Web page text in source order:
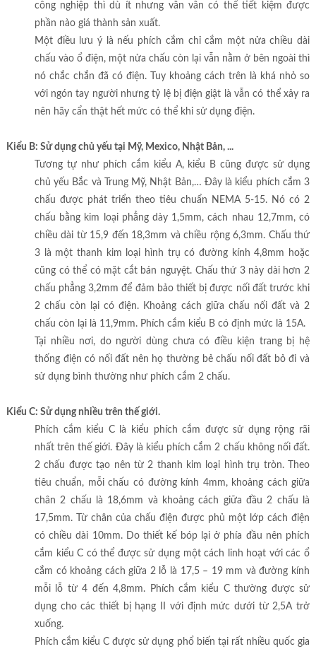
công nghiệp thì dù ít nhưng vẫn vẫn có thể tiết kiệm được
phần nào giá thành sản xuất.
Một điều lưu ý là nếu phích cắm chỉ cắm một nửa chiều dài
chấu vào ổ điện, một nửa chấu còn lại vẫn nằm ở bên ngoài thì
nó chắc chắn đã có điện. Tuy khoảng cách trên là khá nhỏ so
với ngón tay người nhưng tỷ lệ bị điện giật là vẫn có thể xảy ra
nên hãy cẩn thật hết mức có thể khi sử dụng điện.
Kiểu B: Sử dụng chủ yếu tại Mỹ, Mexico, Nhật Bản, ...
Tương tự như phích cắm kiểu A, kiểu B cũng được sử dụng
chủ yếu Bắc và Trung Mỹ, Nhật Bản,… Đây là kiểu phích cắm 3
chấu được phát triển theo tiêu chuẩn NEMA 5-15. Nó có 2
chấu bằng kim loại phẳng dày 1,5mm, cách nhau 12,7mm, có
chiều dài từ 15,9 đến 18,3mm và chiều rộng 6,3mm. Chấu thứ
3 là một thanh kim loại hình trụ có đường kính 4,8mm hoặc
cũng có thể có mặt cắt bán nguyệt. Chấu thứ 3 này dài hơn 2
chấu phẳng 3,2mm để đảm bảo thiết bị được nối đất trước khi
2 chấu còn lại có điện. Khoảng cách giữa chấu nối đất và 2
chấu còn lại là 11,9mm. Phích cắm kiểu B có định mức là 15A.
Tại nhiều nơi, do người dùng chưa có điều kiện trang bị hệ
thống điện có nối đất nên họ thường bẻ chấu nối đất bỏ đi và
sử dụng bình thường như phích cắm 2 chấu.
Kiểu C: Sử dụng nhiều trên thế giới.
Phích cắm kiểu C là kiểu phích cắm được sử dụng rộng rãi
nhất trên thế giới. Đây là kiểu phích cắm 2 chấu không nối đất.
2 chấu được tạo nên từ 2 thanh kim loại hình trụ tròn. Theo
tiêu chuẩn, mỗi chấu có đường kính 4mm, khoảng cách giữa
chân 2 chấu là 18,6mm và khoảng cách giữa đầu 2 chấu là
17,5mm. Từ chân của chấu điện được phủ một lớp cách điện
có chiều dài 10mm. Do thiết kế bóp lại ở phía đầu nên phích
cắm kiểu C có thể được sử dụng một cách linh hoạt với các ổ
cắm có khoảng cách giữa 2 lỗ là 17,5 – 19 mm và đường kính
mỗi lỗ từ 4 đến 4,8mm. Phích cắm kiểu C thường được sử
dụng cho các thiết bị hạng II với định mức dưới từ 2,5A trở
xuống.
Phích cắm kiểu C được sử dụng phổ biến tại rất nhiều quốc gia